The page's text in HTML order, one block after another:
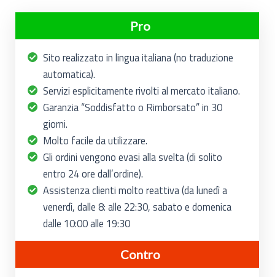
Pro
Sito realizzato in lingua italiana (no traduzione
automatica).
Servizi esplicitamente rivolti al mercato italiano.
Garanzia “Soddisfatto o Rimborsato” in 30
giorni.
Molto facile da utilizzare.
Gli ordini vengono evasi alla svelta (di solito
entro 24 ore dall’ordine).
Assistenza clienti molto reattiva (da lunedì a
venerdì, dalle 8: alle 22:30, sabato e domenica
dalle 10:00 alle 19:30
Contro